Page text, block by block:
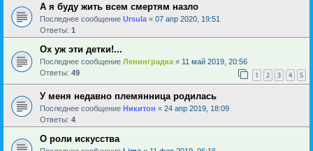
А я буду жить всем смертям назло
Последнее сообщение Ursula « 07 апр 2020, 19:51
Ответы: 1
Ох уж эти детки!...
Последнее сообщение Ленинградка « 11 май 2019, 20:56
Ответы: 49 1 2 3 4 5
У меня недавно племянница родилась
Последнее сообщение Никитон « 24 апр 2019, 18:09
Ответы: 4
О роли искусства